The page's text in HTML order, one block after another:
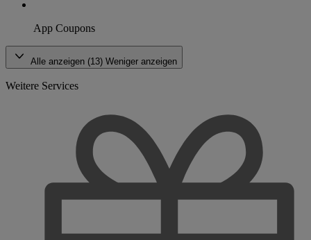
App Coupons
Alle anzeigen (13) Weniger anzeigen
Weitere Services